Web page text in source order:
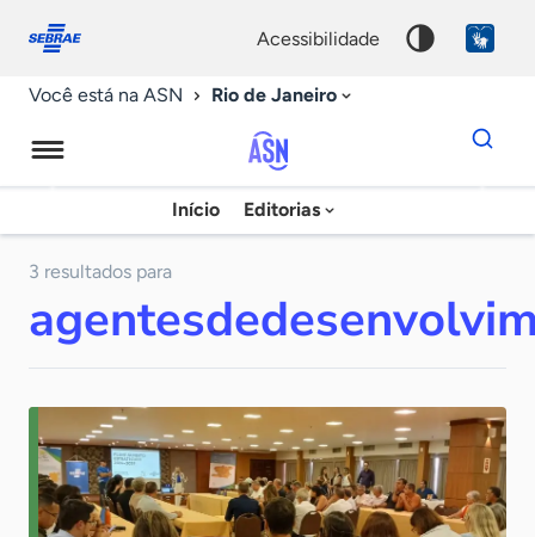
conosco
acessibilidade
Você está na ASN Rio de Janeiro
Agência
Sebrae
Notícias
Início Editorias
Dados
para
chave
3 resultados para